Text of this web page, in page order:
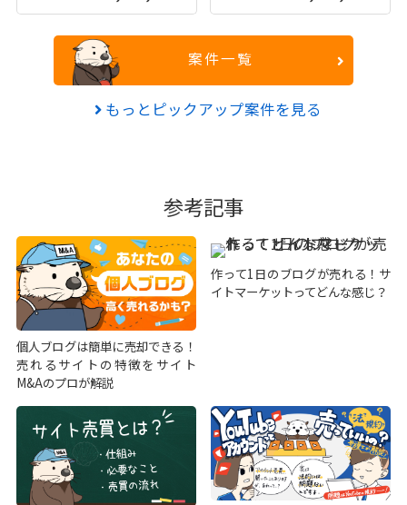
案件一覧
もっとピックアップ案件を見る
参考記事
個人ブログは簡単に売却できる！
売れるサイトの特徴をサイト
M&Aのプロが解説
作って1日のブログが売れる！サ
イトマーケットってどんな感じ？